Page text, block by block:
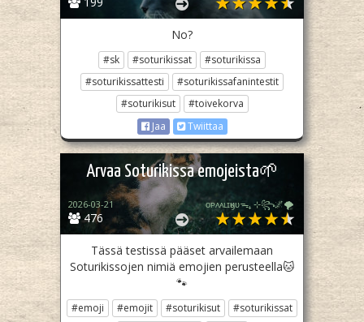
No?
#sk #soturikissat
#soturikissa
#soturikissattesti
#soturikissafanintestit
#soturikisut
#toivekorva
Jaa
Twiittaa
Arvaa Soturikissa emojeista🌱
476
2026-03-21 ᴏᴘᴀᴀʟɪӄᴜᴜᯓ₊ ⊹꧂🌌🌪
Tässä testissä pääset arvailemaan
Soturikissojen nimiä emojien perusteella🐱
🐾
#emoji #emojit #soturikisut
#soturikissat